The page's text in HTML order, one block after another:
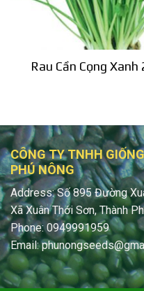
Rau Cần Cọng Xanh
CÔNG TY TNHH
PHÚ NÔNG
Address: Số 895 Đường
Xã Xuân Thới Sơn, Thành
Phone: 0949991959
Email: